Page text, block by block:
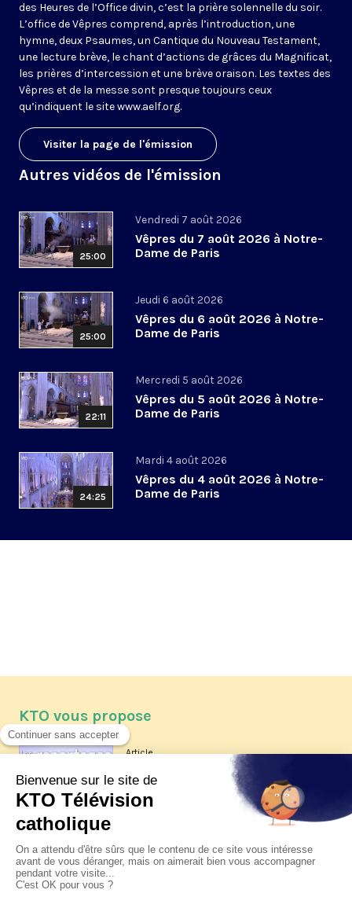
des Heures de l’Office divin, c’est la prière solennelle du soir.
L’office de Vêpres comprend, après l’introduction, une
hymne, deux Psaumes, un Cantique du Nouveau Testament,
une lecture brève, le chant d’actions de grâces du Magnificat,
les prières d’intercession et une brève oraison. Les textes des
Vêpres et de la messe sont presque toujours ceux
qu’indiquent le sitewww.aelf.org.
Visiter la page de l'émission
Autres vidéos de l'émission
25:00
Vendredi 7 août 2026
Vêpres du 7 août 2026 à Notre-
Dame de Paris
25:00
Jeudi 6 août 2026
Vêpres du 6 août 2026 à Notre-
Dame de Paris
22:11
Mercredi 5 août 2026
Vêpres du 5 août 2026 à Notre-
Dame de Paris
24:25
Mardi 4 août 2026
Vêpres du 4 août 2026 à Notre-
Dame de Paris
KTO vous propose
Article
Les reportages d'été 2026 de KTO
La visite pastorale du pape Léon
XIV à Assise à suivre sur KTO le
jeudi 6 août